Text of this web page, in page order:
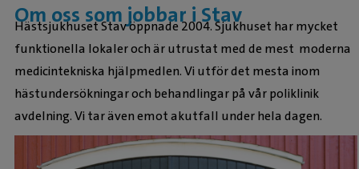
Om oss som jobbar i Stav
Hästsjukhuset Stav öppnade 2004. Sjukhuset har mycket
funktionella lokaler och är utrustat med de mest moderna
medicintekniska hjälpmedlen. Vi utför det mesta inom
hästundersökningar och behandlingar på vår poliklinik
avdelning. Vi tar även emot akutfall under hela dagen.